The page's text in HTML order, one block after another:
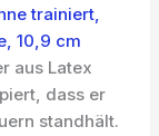
trainiert,
10,9 cm
aus Latex
dass er
standhält.